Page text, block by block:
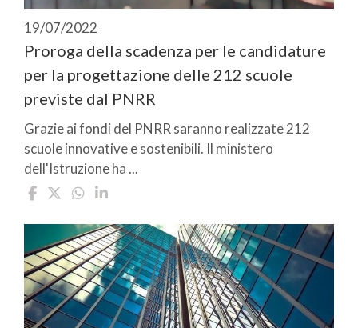
19/07/2022
Proroga della scadenza per le candidature
per la progettazione delle 212 scuole
previste dal PNRR
Grazie ai fondi del PNRR saranno realizzate 212
scuole innovative e sostenibili. Il ministero
dell'Istruzione ha ...